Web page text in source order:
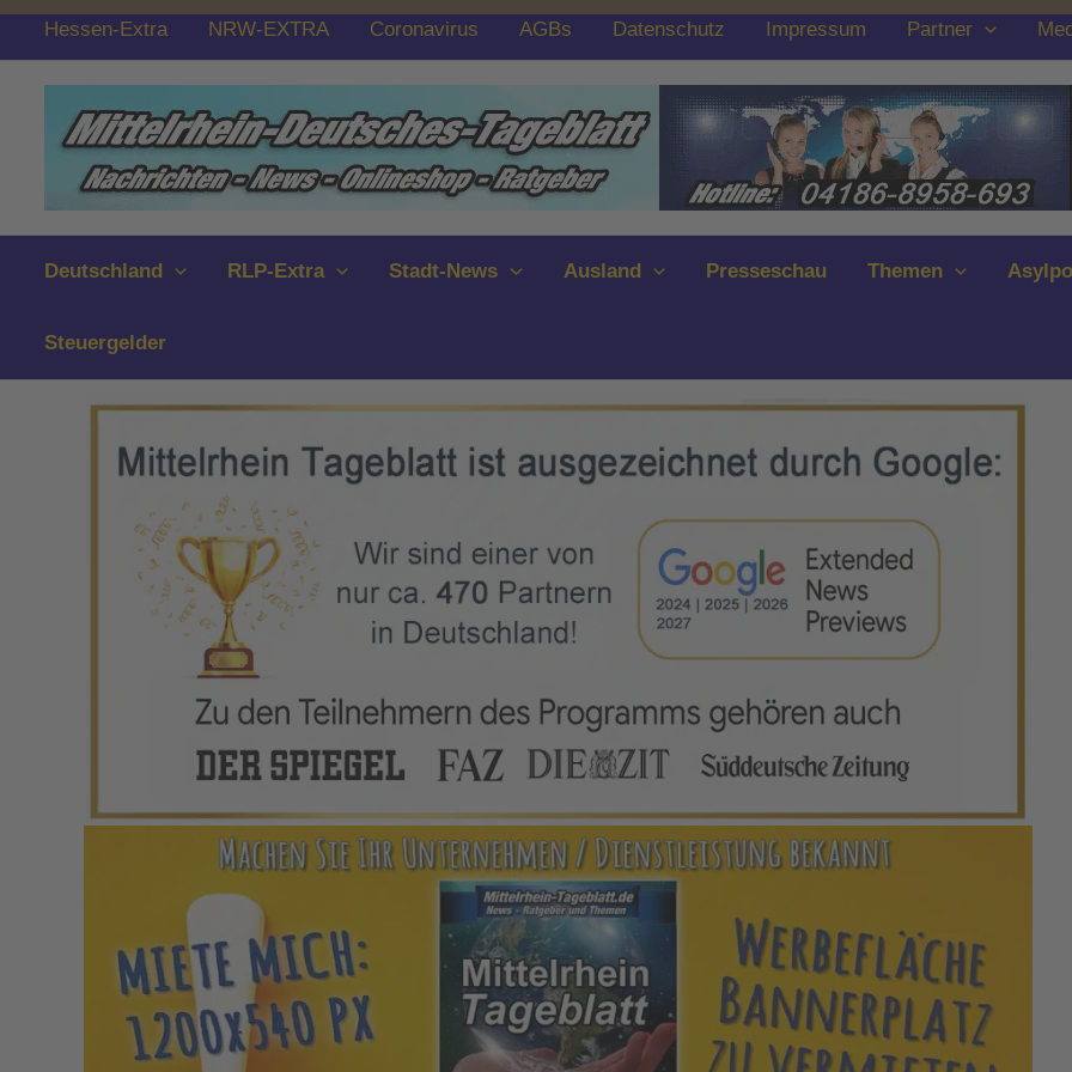
Zum
springen
Hessen-Extra NRW-EXTRA Coronavirus AGBs Datenschutz Impressum Partner
Deutschland RLP-Extra Stadt-News Ausland Presseschau Themen
Steuergelder